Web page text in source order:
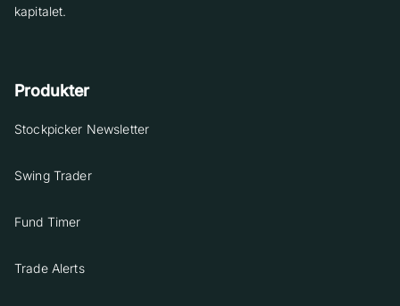
kapitalet.
Produkter
Stockpicker Newsletter
Swing Trader
Fund Timer
Trade Alerts